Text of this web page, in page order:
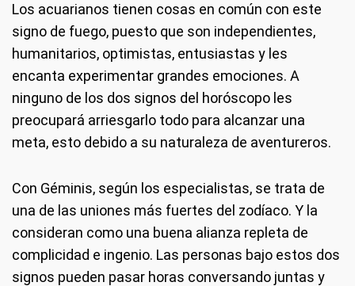
Los acuarianos tienen cosas en común con este
signo de fuego, puesto que son independientes,
humanitarios, optimistas, entusiastas y les
encanta experimentar grandes emociones. A
ninguno de los dos signos del horóscopo les
preocupará arriesgarlo todo para alcanzar una
meta, esto debido a su naturaleza de aventureros.
Con Géminis, según los especialistas, se trata de
una de las uniones más fuertes del zodíaco. Y la
consideran como una buena alianza repleta de
complicidad e ingenio. Las personas bajo estos dos
signos pueden pasar horas conversando juntas y